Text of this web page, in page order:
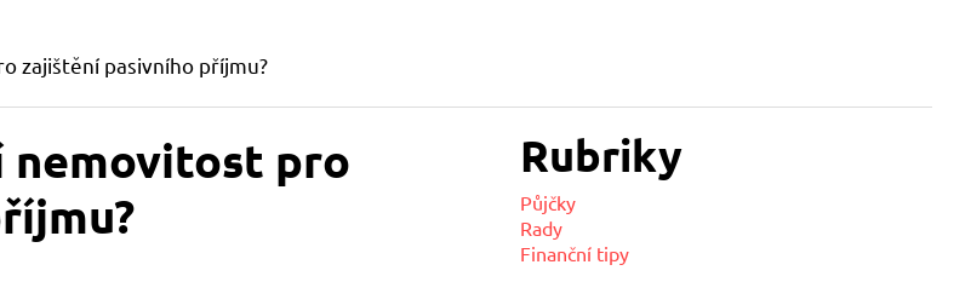
zajištění pasivního příjmu?
nemovitost pro
Rubriky
Půjčky
Rady
Finanční tipy